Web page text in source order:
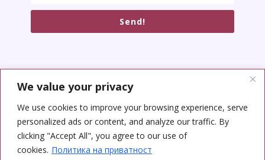
We value your privacy
We use cookies to improve your browsing experience, serve
personalized ads or content, and analyze our traffic. By
clicking "Accept All", you agree to our use of
cookies. Политика на приватност
Send!